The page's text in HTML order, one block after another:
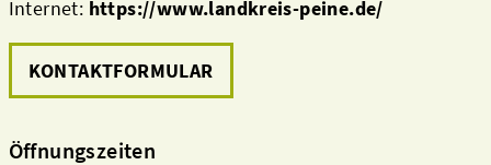
Internet: https://www.landkreis-peine.de/
KONTAKTFORMULAR
Öffnungszeiten